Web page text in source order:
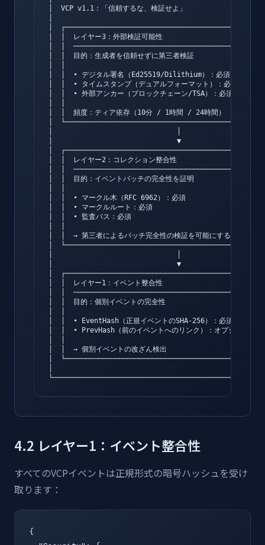
│  VCP v1.1：「信頼するな、検証せよ」
│
│  │  レイヤー3：外部検証可能性
│  │
│  │  目的：生成者を信頼せずに第三者検証
│  │  • デジタル署名（Ed25519/Dilithium）：必須
│  │  • タイムスタンプ（デュアルフォーマット）：必
│  │  • 外部アンカー（ブロックチェーン/TSA）：必
│  │  頻度：ティア依存（10分 / 1時間 / 24時間）
│
│                              ▼
│
│  │  レイヤー2：コレクション整合性
│  │
│  │  目的：イベントバッチの完全性を証明
│  │  • マークル木（RFC 6962）：必須
│  │  • マークルルート：必須
│  │  • 監査パス：必須
│  │  → 第三者によるバッチ完全性の検証を可能にする
│
│                              ▼
│
│  │  レイヤー1：イベント整合性
│  │
│  │  目的：個別イベントの完全性
│  │  • EventHash（正規イベントのSHA-256）：必
│  │  • PrevHash（前のイベントへのリンク）：オプシ
│  │  → 個別イベントの改ざん検出
│
4.2 レイヤー1：イベント整合性
すべてのVCPイベントは正規形式の暗号ハッシュを受け
取ります：
{